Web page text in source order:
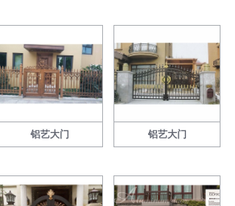
铝艺大门 铝艺大门